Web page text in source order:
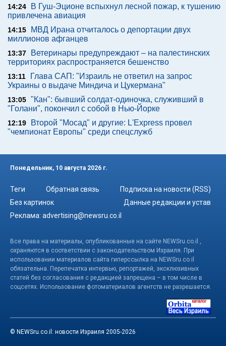
14:24
В Гуш-Эционе вспыхнул лесной пожар, к тушению
привлечена авиация
14:15
МВД Ирана отчиталось о депортации двух
миллионов афганцев
13:37
Ветеринары предупреждают – на палестинских
территориях распространяется бешенство
13:11
Глава САП: "Израиль не ответил на запрос
Украины о выдаче Миндича и Цукермана"
13:05 "Кан": бывший солдат-одиночка, служивший в
"Голани", покончил с собой в Нью-Йорке
12:19
Второй "Мосад" и другие: L'Express провел
"чемпионат Европы" среди спецслужб
Понедельник, 10 августа 2026 г.
Теги Обратная связь
Подписка на новости (RSS)
Без картинок
Данные редакции и устав
Реклама: advertising@newsru.co.il
Все права на материалы, опубликованные на сайте NEWSru.co.il ,
охраняются в соответствии с законодательством Израиля. При
использовании материалов сайта гиперссылка на NEWSru.co.il
обязательна. Перепечатка интервью, репортажей, эксклюзивных
статей без согласования с редакцией запрещена – в том числе в
соцсетях. Использование фотоматериалов агентств не разрешается.
© NEWSru.co.il: новости Израиля 2005-2026